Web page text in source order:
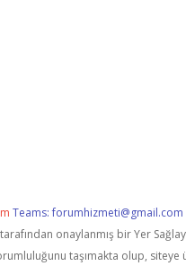
Teams:forumhizmeti@gmail.com
onaylanmış bir Yer
taşımakta olup,